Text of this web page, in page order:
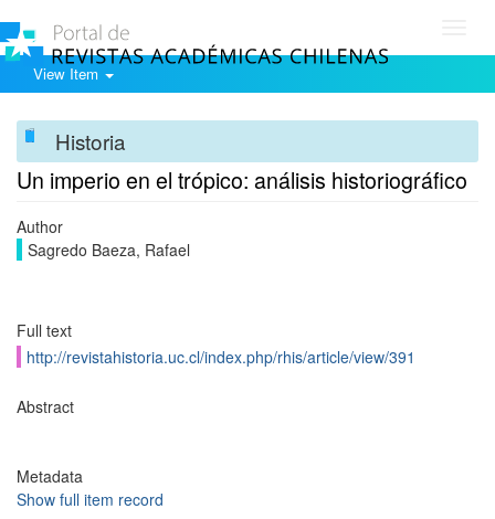
View Item
Historia
Un imperio en el trópico: análisis historiográfico
Author
Sagredo Baeza, Rafael
Full text
http://revistahistoria.uc.cl/index.php/rhis/article/view/391
Abstract
Metadata
Show full item record